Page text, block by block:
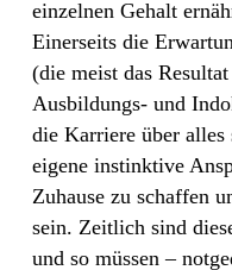
einzelnen Gehalt
Einerseits die
(die meist das
Ausbildungs- und
die Karriere über alles
eigene instinktive
Zuhause zu schaffen
sein. Zeitlich sind
und so müssen –